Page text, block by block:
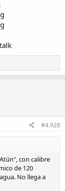
#4.928
con calibre
de 120
No llega a